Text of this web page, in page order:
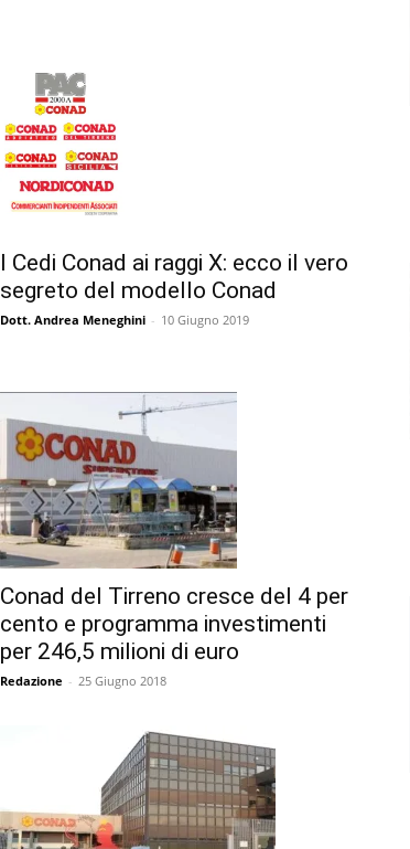
I Cedi Conad ai raggi X: ecco il vero
segreto del modello Conad
Dott. Andrea Meneghini - 10 Giugno 2019
Conad del Tirreno cresce del 4 per
cento e programma investimenti
per 246,5 milioni di euro
Redazione - 25 Giugno 2018